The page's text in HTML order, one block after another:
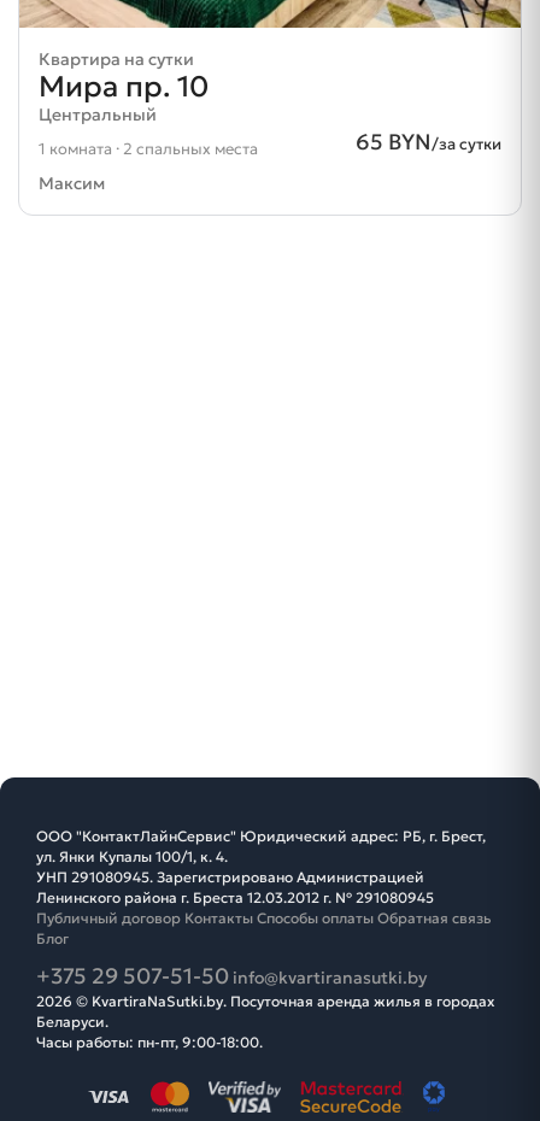
Квартира на сутки
Мира пр. 10
Центральный
65 BYN/за сутки
1 комната · 2 спальных места
Максим
ООО "КонтактЛайнСервис" Юридический адрес: РБ, г. Брест,
ул. Янки Купалы 100/1, к. 4.
УНП 291080945. Зарегистрировано Администрацией
Ленинского района г. Бреста 12.03.2012 г. № 291080945
Публичный договор Контакты Способы оплаты Обратная связь
Блог
+375 29 507-51-50 info@kvartiranasutki.by
2026 © KvartiraNaSutki.by. Посуточная аренда жилья в городах
Беларуси.
Часы работы: пн-пт, 9:00-18:00.